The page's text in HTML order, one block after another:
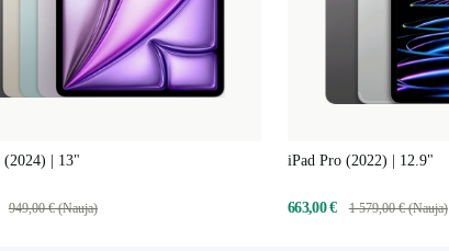
| 13"
949,00 € (Nauja)
iPad Pro (2022) | 12.9"
663,00 € 1 579,00 € (Nauja)